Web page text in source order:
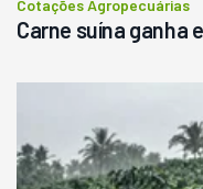
Cotações Agropecuárias
Carne suína ganha